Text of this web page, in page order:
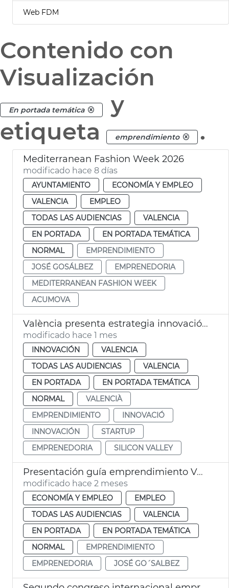
Web FDM
Contenido con
Visualización
En portada temática
y
etiqueta
emprendimiento .
Mediterranean Fashion Week 2026
modificado hace 8 días
AYUNTAMIENTO
ECONOMÍA Y EMPLEO
VALENCIA
EMPLEO
TODAS LAS AUDIENCIAS
VALENCIA
EN PORTADA
EN PORTADA TEMÁTICA
NORMAL
EMPRENDIMIENTO
JOSÉ GOSÁLBEZ
EMPRENEDORIA
MEDITERRANEAN FASHION WEEK
ACUMOVA
València presenta estrategia innovación a Silicon Valley
modificado hace 1 mes
INNOVACIÓN
VALENCIA
TODAS LAS AUDIENCIAS
VALENCIA
EN PORTADA
EN PORTADA TEMÁTICA
NORMAL
VALENCIÀ
EMPRENDIMIENTO
INNOVACIÓ
INNOVACIÓN
STARTUP
EMPRENEDORIA
SILICON VALLEY
Presentación guía emprendimiento València
modificado hace 2 meses
ECONOMÍA Y EMPLEO
EMPLEO
TODAS LAS AUDIENCIAS
VALENCIA
EN PORTADA
EN PORTADA TEMÁTICA
NORMAL
EMPRENDIMIENTO
EMPRENEDORIA
JOSÉ GO´SALBEZ